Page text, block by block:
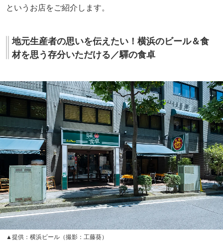
というお店をご紹介します。
地元生産者の思いを伝えたい！横浜のビール＆食
材を思う存分いただける／驛の食卓
▲提供：横浜ビール（撮影：工藤葵）